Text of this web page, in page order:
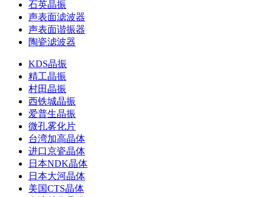
石英晶振
声表面滤波器
声表面谐振器
陶瓷滤波器
KDS晶振
精工晶振
村田晶振
西铁城晶振
爱普生晶振
微孔雾化片
台湾加高晶体
进口京瓷晶体
日本NDK晶体
日本大河晶体
美国CTS晶体